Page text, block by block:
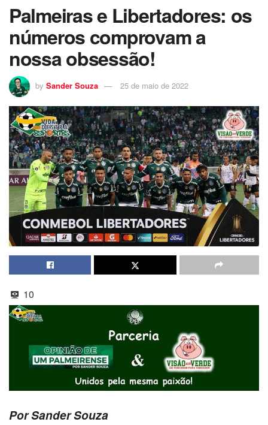
Palmeiras e Libertadores: os
números comprovam a
nossa obsessão!
by Sander Souza 25 de maio de 2022
10
Por Sander Souza